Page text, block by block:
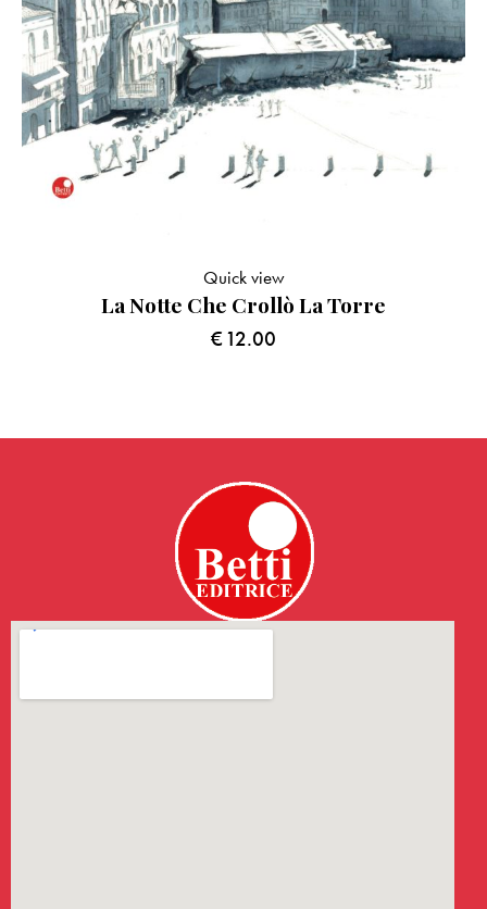
La Notte Che Crollò La Torre
€12.00
Quick view